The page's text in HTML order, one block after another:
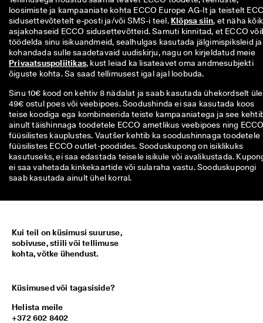
loosimiste ja kampaaniate kohta ECCO Europe AG-lt ja teistelt
sidusettevõtetelt e-posti ja/või SMS-i teel. Klõpsa siin, et näha
asjakohaseid ECCO sidusettevõtteid. Samuti kinnitad, et ECCO
töödelda sinu isikuandmeid, sealhulgas kasutada jälgimispiksleid ja
kohandada sulle saadetavaid uudiskirju, nagu on kirjeldatud meie
Privaatsuspoliitikas, kust leiad ka lisateavet oma andmesubjekti
õiguste kohta. Sa saad tellimusest igal ajal loobuda.
Sinu 10€ kood on kehtiv 8 nädalat ja saab kasutada ühekordselt üle
49€ ostul poes või veebipoes. Soodushinda ei saa kasutada koos
teise koodiga ega kombineerida teiste kampaaniatega ja see
ainult täishinnaga toodetele ECCO ametlikus veebipoes ning
füüsilistes kauplustes. Vautšer kehtib ka soodushinnaga toodetele
füüsilistes ECCO outlet-poodides. Sooduskupong on isiklikuks
kasutuseks, ei saa edastada teisele isikule või avalikustada.
ei saa vahetada kinkekaartide või sularaha vastu. Sooduskupongi
saab kasutada ainult ühel korral.
Kui teil on küsimusi suuruse,
sobivuse, stiili või tellimuse
kohta, võtke ühendust.
Küsimused või tagasiside?
Helista meile
+372 602 8402